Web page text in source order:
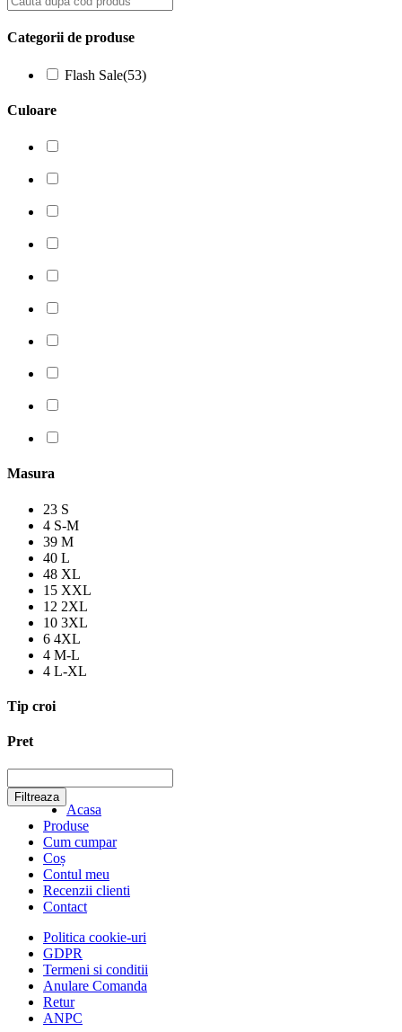
Categorii de produse
Flash Sale(53)
Culoare
Masura
23 S
4 S-M
39 M
40 L
48 XL
15 XXL
12 2XL
10 3XL
6 4XL
4 M-L
4 L-XL
Tip croi
Pret
Filtreaza
Acasa
Produse
Cum cumpar
Coș
Contul meu
Recenzii clienti
Contact
Politica cookie-uri
GDPR
Termeni si conditii
Anulare Comanda
Retur
ANPC